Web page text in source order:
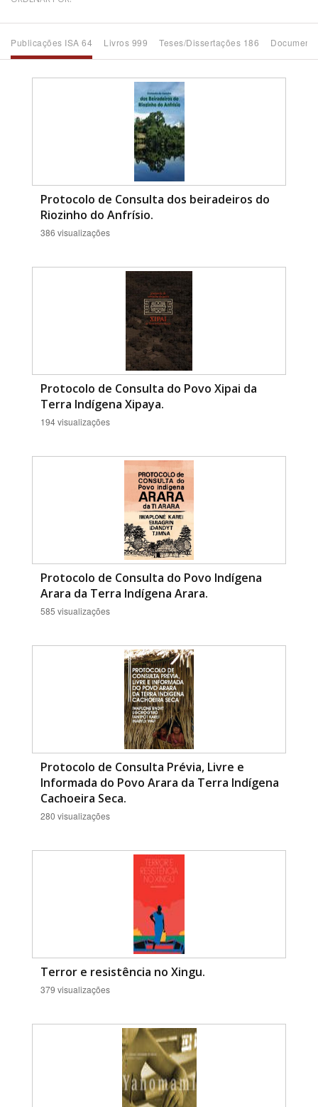
Área Protegida
Publicações ISA 64 Livros 999 Teses/Dissertações 186
Protocolo de Consulta dos beiradeiros do
Riozinho do Anfrísio.
386 visualizações
Protocolo de Consulta do Povo Xipai da
Terra Indígena Xipaya.
194 visualizações
Protocolo de Consulta do Povo Indígena
Arara da Terra Indígena Arara.
585 visualizações
Protocolo de Consulta Prévia, Livre e
Informada do Povo Arara da Terra Indígena
Cachoeira Seca.
280 visualizações
Terror e resistência no Xingu.
379 visualizações